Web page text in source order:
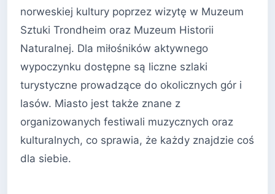
norweskiej kultury poprzez wizytę w Muzeum
Sztuki Trondheim oraz Muzeum Historii
Naturalnej. Dla miłośników aktywnego
wypoczynku dostępne są liczne szlaki
turystyczne prowadzące do okolicznych gór i
lasów. Miasto jest także znane z
organizowanych festiwali muzycznych oraz
kulturalnych, co sprawia, że każdy znajdzie coś
dla siebie.